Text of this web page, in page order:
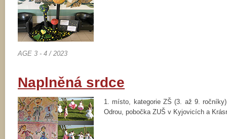
AGE 3 - 4 / 2023
Naplněná srdce
1. místo, kategorie ZŠ (3. až 9.
Odrou, pobočka ZUŠ v Kyjovicích a